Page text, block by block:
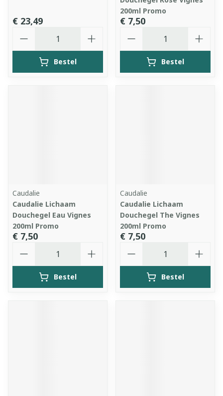
€ 23,49
Bestel
200ml Promo
€ 7,50
Bestel
Caudalie
Caudalie Lichaam
Douchegel Eau Vignes
200ml Promo
€ 7,50
Bestel
Caudalie
Caudalie Lichaam
Douchegel The Vignes
200ml Promo
€ 7,50
Bestel